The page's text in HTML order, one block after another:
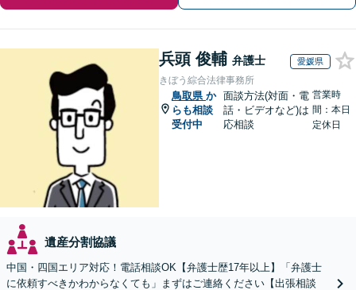
兵頭 俊輔 弁護士 愛媛県
きぼう綜合法律事務所
鳥取県 か
らも相談
受付中
面談方法(対面・電
話・ビデオなど)は
応相談
営業時
間：本日
定休日
遺産分割協議
中国・四国エリア対応！電話相談OK【弁護士歴17年以上】「弁護士
に依頼すべきかわからなくても」まずはご連絡ください【出張相談